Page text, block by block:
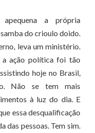
apequena a própria
do crioulo doido.
leva um ministério.
a ação política foi tão
hoje no Brasil,
Não se tem mais
à luz do dia. E
essa desqualificação
das pessoas. Tem sim.